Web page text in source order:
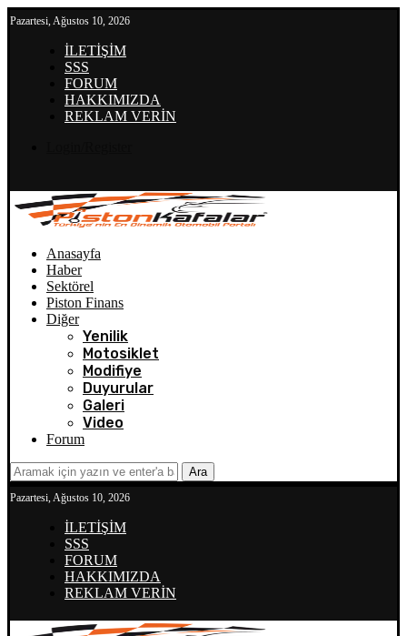
Pazartesi, Ağustos 10, 2026
İLETİŞİM
SSS
FORUM
HAKKIMIZDA
REKLAM VERİN
Anasayfa
Haber
Sektörel
Piston Finans
Diğer
Yenilik
Motosiklet
Modifiye
Duyurular
Galeri
Video
Forum
Ara
Pazartesi, Ağustos 10, 2026
İLETİŞİM
SSS
FORUM
HAKKIMIZDA
REKLAM VERİN